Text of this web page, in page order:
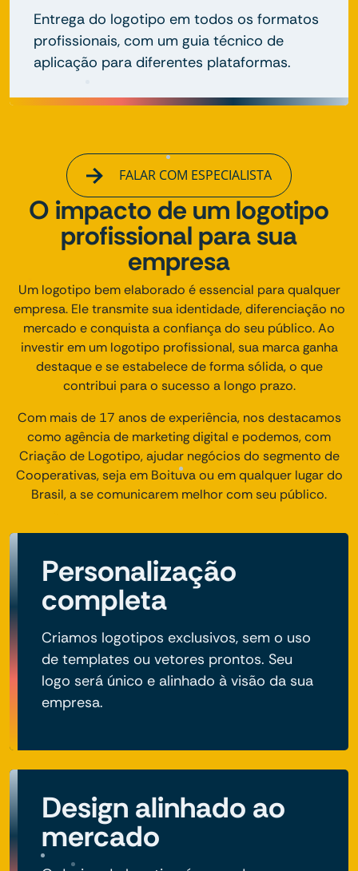
Entrega do logotipo em todos os formatos
profissionais, com um guia técnico de
aplicação para diferentes plataformas.
FALAR COM ESPECIALISTA
O impacto de um logotipo
profissional para sua
empresa
Um logotipo bem elaborado é essencial para qualquer
empresa. Ele transmite sua identidade, diferenciação no
mercado e conquista a confiança do seu público. Ao
investir em um logotipo profissional, sua marca ganha
destaque e se estabelece de forma sólida, o que
contribui para o sucesso a longo prazo.
Com mais de 17 anos de experiência, nos destacamos
como agência de marketing digital e podemos, com
Criação de Logotipo, ajudar negócios do segmento de
Cooperativas, seja em Boituva ou em qualquer lugar do
Brasil, a se comunicarem melhor com seu público.
Personalização
completa
Criamos logotipos exclusivos, sem o uso
de templates ou vetores prontos. Seu
logo será único e alinhado à visão da sua
empresa.
Design alinhado ao
mercado